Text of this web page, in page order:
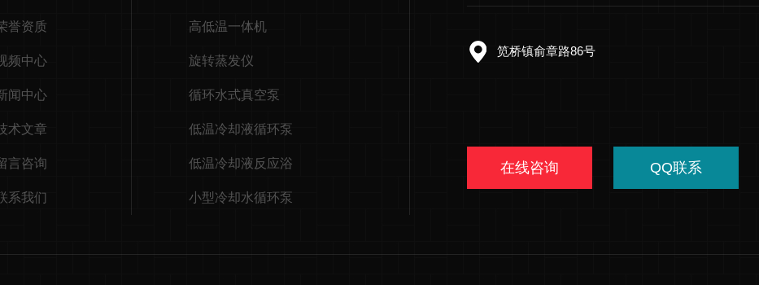
誉资质
频中心
闻中心
术文章
言咨询
系我们
高低温一体机
旋转蒸发仪
循环水式真空泵
低温冷却液循环泵
低温冷却液反应浴
小型冷却水循环泵
笕桥镇俞章路86号
在线咨询 QQ联系